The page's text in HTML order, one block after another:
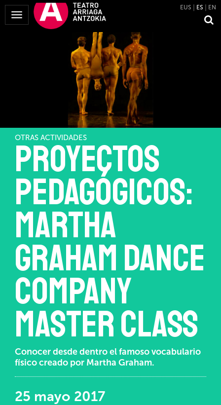
Mostrar
Menú
EUS ES EN
OTRAS ACTIVIDADES
Proyectos
pedagógicos:
Martha
Graham Dance
Company
master class
Conocer desde dentro el famoso vocabulario
físico creado por Martha Graham.
25 mayo 2017